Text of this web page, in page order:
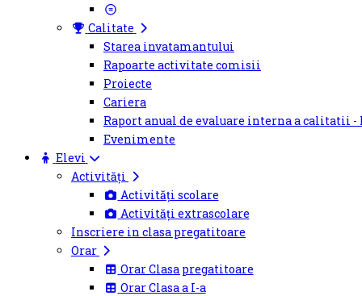
Calitate
Starea invatamantului
Rapoarte activitate comisii
Proiecte
Cariera
Raport anual de evaluare interna a calitatii -
Evenimente
Elevi
Activități
Activități scolare
Activități extrascolare
Inscriere in clasa pregatitoare
Orar
Orar Clasa pregatitoare
Orar Clasa a I-a